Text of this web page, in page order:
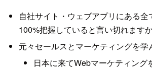
自社サイト・ウェブアプリにある全
100%把握していると言い切れます
元々セールスとマーケティングを学
日本に来てWebマーケティング